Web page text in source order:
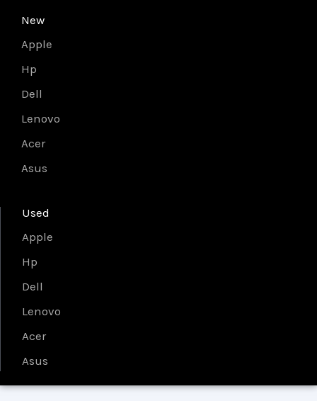
New
Apple
Hp
Dell
Lenovo
Acer
Asus
Used
Apple
Hp
Dell
Lenovo
Acer
Asus